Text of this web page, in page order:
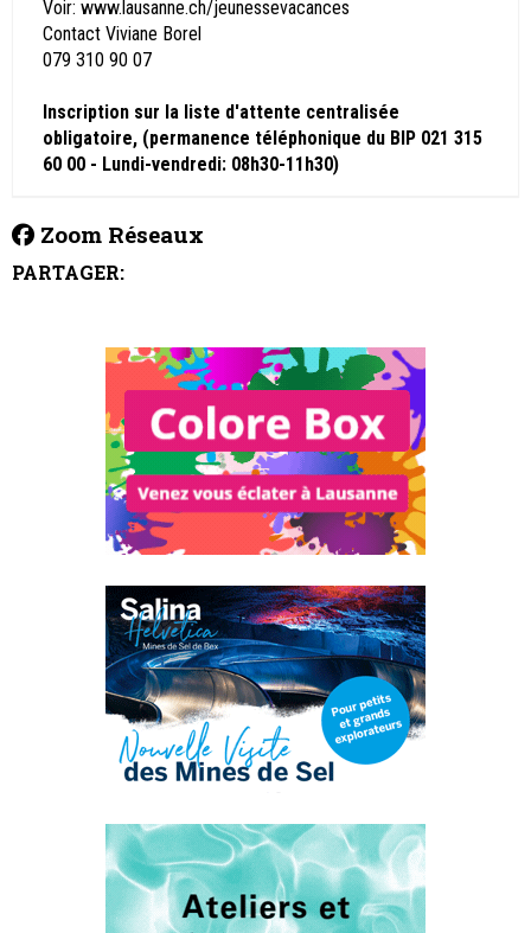
Voir: www.lausanne.ch/jeunessevacances
Contact Viviane Borel
079 310 90 07
Inscription sur la liste d'attente centralisée
obligatoire, (permanence téléphonique du BIP 021 315
60 00 - Lundi-vendredi: 08h30-11h30)
Zoom Réseaux
PARTAGER: